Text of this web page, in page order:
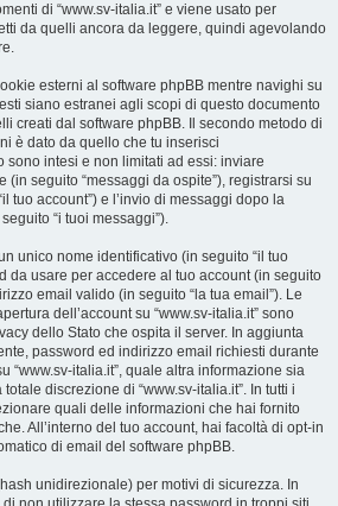
di “www.sv-italia.it” e viene usato per
da quelli ancora da leggere, quindi agevolando
esterni al software phpBB mentre navighi su
siano estranei agli scopi di questo documento
creati dal software phpBB. Il secondo metodo di
è dato da quello che tu inserisci
sono intesi e non limitati ad essi: inviare
(in seguito “messaggi da ospite”), registrarsi su
tuo account”) e l’invio di messaggi dopo la
“i tuoi messaggi”).
unico nome identificativo (in seguito “il tuo
da usare per accedere al tuo account (in seguito
email valido (in seguito “la tua email”). Le
dell’account su “www.sv-italia.it” sono
dello Stato che ospita il server. In aggiunta
password ed indirizzo email richiesti durante
“www.sv-italia.it”, quale altra informazione sia
discrezione di “www.sv-italia.it”. In tutti i
quali delle informazioni che hai fornito
All’interno del tuo account, hai facoltà di opt-in
di email del software phpBB.
unidirezionale) per motivi di sicurezza. In